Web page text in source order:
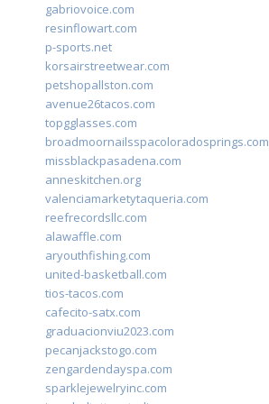
gabriovoice.com
resinflowart.com
p-sports.net
korsairstreetwear.com
petshopallston.com
avenue26tacos.com
topgglasses.com
broadmoornailsspacoloradosprings.com
missblackpasadena.com
anneskitchen.org
valenciamarketytaqueria.com
reefrecordsllc.com
alawaffle.com
aryouthfishing.com
united-basketball.com
tios-tacos.com
cafecito-satx.com
graduacionviu2023.com
pecanjackstogo.com
zengardendayspa.com
sparklejewelryinc.com